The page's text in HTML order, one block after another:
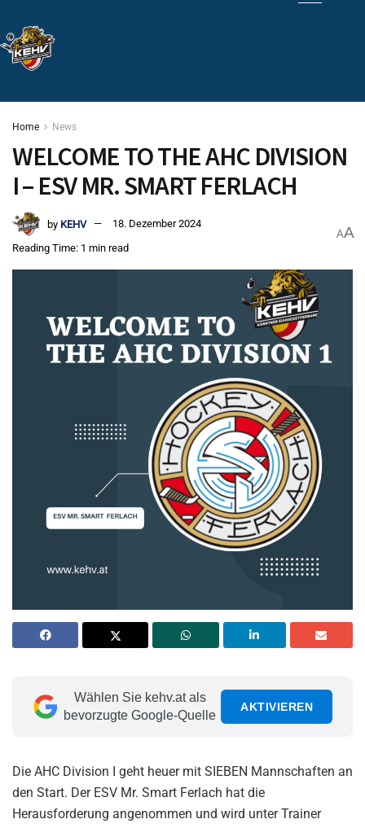
Home News
WELCOME TO THE AHC DIVISION
I – ESV MR. SMART FERLACH
by KEHV
18. Dezember 2024
Reading Time: 1 min read
AA
Wählen Sie kehv.at als
bevorzugte Google-Quelle
AKTIVIEREN
Die AHC Division I geht heuer mit SIEBEN Mannschaften an
den Start. Der ESV Mr. Smart Ferlach hat die
Herausforderung angenommen und wird unter Trainer